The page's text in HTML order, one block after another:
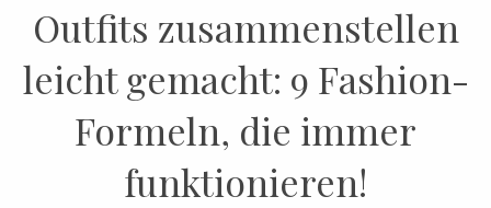
Outfits zusammenstellen
leicht gemacht: 9 Fashion-
Formeln, die immer
funktionieren!